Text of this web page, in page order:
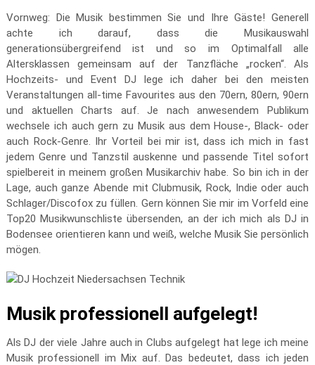
Vornweg: Die Musik bestimmen Sie und Ihre Gäste! Generell
achte ich darauf, dass die Musikauswahl
generationsübergreifend ist und so im Optimalfall alle
Altersklassen gemeinsam auf der Tanzfläche „rocken“. Als
Hochzeits- und Event DJ lege ich daher bei den meisten
Veranstaltungen all-time Favourites aus den 70ern, 80ern, 90ern
und aktuellen Charts auf. Je nach anwesendem Publikum
wechsele ich auch gern zu Musik aus dem House-, Black- oder
auch Rock-Genre. Ihr Vorteil bei mir ist, dass ich mich in fast
jedem Genre und Tanzstil auskenne und passende Titel sofort
spielbereit in meinem großen Musikarchiv habe. So bin ich in der
Lage, auch ganze Abende mit Clubmusik, Rock, Indie oder auch
Schlager/Discofox zu füllen. Gern können Sie mir im Vorfeld eine
Top20 Musikwunschliste übersenden, an der ich mich als DJ in
Bodensee orientieren kann und weiß, welche Musik Sie persönlich
mögen.
Musik professionell aufgelegt!
Als DJ der viele Jahre auch in Clubs aufgelegt hat lege ich meine
Musik professionell im Mix auf. Das bedeutet, dass ich jeden